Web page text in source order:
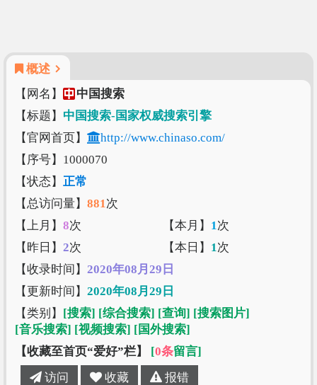
概述
【网名】
中国搜索
【标题】 中国搜索-国家权威搜索引擎
【官网首页】
http://www.chinaso.com/
【序号】1000070
【状态】 正常
【总访问量】 881次
【上月】 8次 【本月】 1次
【昨日】 2次 【本日】 1次
【收录时间】 2020年08月29日
【更新时间】 2020年08月29日
【类别】 [搜索] [综合搜索] [查询] [搜索图片]
[音乐搜索] [视频搜索] [国外搜索]
【收藏至首页“爱好”栏】
[0条留言]
访问 收藏 报错